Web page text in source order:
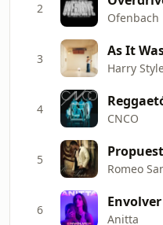
2
Ofenbach
3 As It
Harry
4
CNCO
5
Romeo
6 Envolver
Anitta